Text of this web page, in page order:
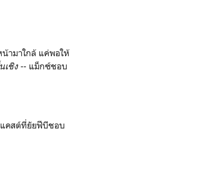
มาใกล้ แค่พอให้
เชิง -- แม็กซ์ชอบ
คสต์ที่ยัยฟีบีชอบ